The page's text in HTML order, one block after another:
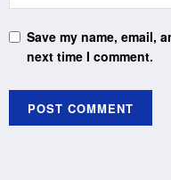
Save my name, email,
next time I comment.